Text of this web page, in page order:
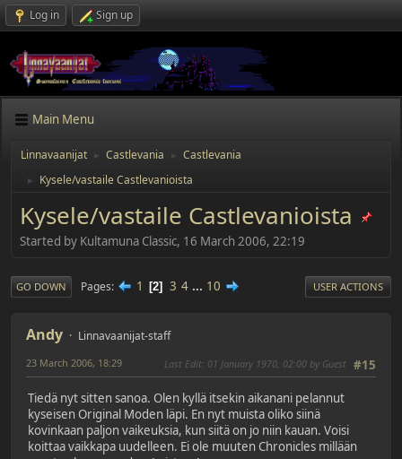
Log in Sign up
Main Menu
Linnavaanijat Castlevania Castlevania
► Kysele/vastaile Castlevanioista
Kysele/vastaile Castlevanioista
Started by Kultamuna Classic, 16 March 2006, 22:19
GO DOWN Pages 1 2 3 4 ... 10 USER ACTIONS
Andy Linnavaanijat-staff
#15
23 March 2006, 18:29 Last Edit: 01 January 1970, 02:00 by Guest
Tiedä nyt sitten sanoa. Olen kyllä itsekin aikanani pelannut
kyseisen Original Moden läpi. En nyt muista oliko siinä
kovinkaan paljon vaikeuksia, kun siitä on jo niin kauan. Voisi
koittaa vaikkapa uudelleen. Ei ole muuten Chronicles millään